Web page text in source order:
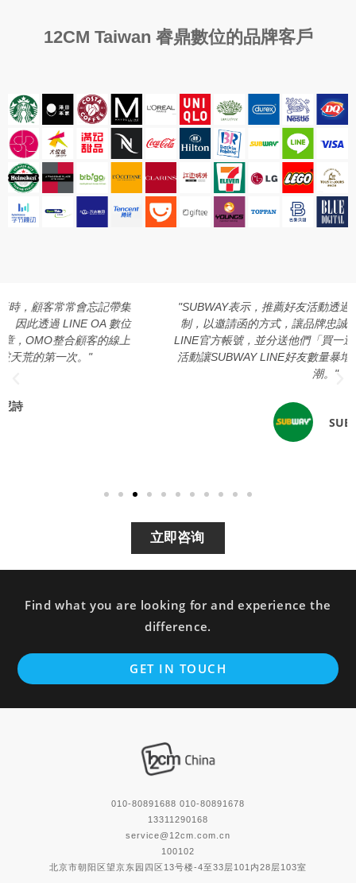
12CM Taiwan 睿鼎數位的品牌客戶
"SUBWAY表示，推薦好友活動透過「會員介紹會員」行銷機
制，以邀請函的方式，讓品牌忠誠會員可以邀請新客人加入
LINE官方帳號，並分送他們「買一送一」優惠券，這個特別的
活動讓SUBWAY LINE好友數量暴增，也讓門市再掀起排隊風
立即咨询
Find what you are looking for and experience the
difference.
GET IN TOUCH
010-80891688 010-80891678
13311290168
service@12cm.com.cn
100102
北京市朝阳区望京东园四区13号楼-4至33层101内28层103室